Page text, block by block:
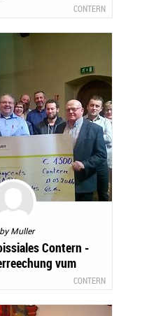
CONTERN
Muller
Contern -
vum
CONTERN